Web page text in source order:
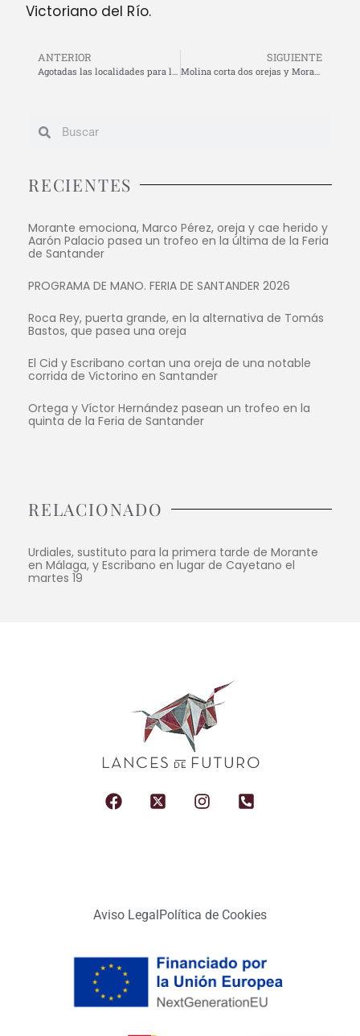
Victoriano del Río.
ANTERIOR
Agotadas las localidades para la corrida del 18 en Málaga y es inminente el cartel de ‘no hay billetes’ para Roca Rey el martes 19
SIGUIENTE
Molina corta dos orejas y Moral, una en la tercera de abono en Málaga
RECIENTES
Morante emociona, Marco Pérez, oreja y cae herido y
Aarón Palacio pasea un trofeo en la última de la Feria
de Santander
PROGRAMA DE MANO. FERIA DE SANTANDER 2026
Roca Rey, puerta grande, en la alternativa de Tomás
Bastos, que pasea una oreja
El Cid y Escribano cortan una oreja de una notable
corrida de Victorino en Santander
Ortega y Víctor Hernández pasean un trofeo en la
quinta de la Feria de Santander
RELACIONADO
Urdiales, sustituto para la primera tarde de Morante
en Málaga, y Escribano en lugar de Cayetano el
martes 19
Aviso Legal Política de Cookies